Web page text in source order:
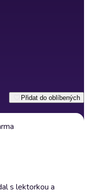
Přidat do oblíbených
s lektorkou a